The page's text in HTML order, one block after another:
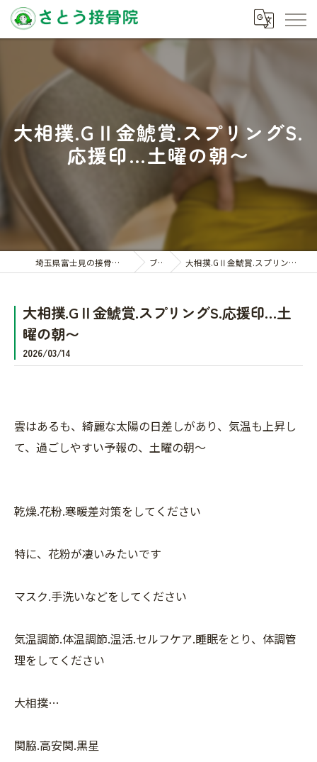
大相撲.GⅡ金鯱賞.スプリングS.
応援印…土曜の朝〜
埼玉県富士見の接骨院ならさとう接骨院 ブログ 大相撲.GⅡ金鯱賞.スプリングS.応援印…土曜の朝〜
大相撲.GⅡ金鯱賞.スプリングS.応援印…土
曜の朝〜
2026/03/14
雲はあるも、綺麗な太陽の日差しがあり、気温も上昇し
て、過ごしやすい予報の、土曜の朝〜
乾燥.花粉.寒暖差対策をしてください
特に、花粉が凄いみたいです
マスク.手洗いなどをしてください
気温調節.体温調節.温活.セルフケア.睡眠をとり、体調管
理をしてください
大相撲…
関脇.高安関.黒星